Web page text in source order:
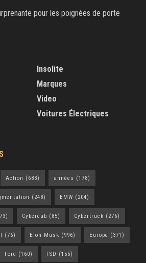
pour les poignées de porte
Insolite
Marques
Video
Voitures Électriques
Action (683) années (178)
(248) BMW (204)
Cybercab (85) Cybertruck (276)
(76) Elon Musk (996) Europe (371)
Ford (160) FSD (155)